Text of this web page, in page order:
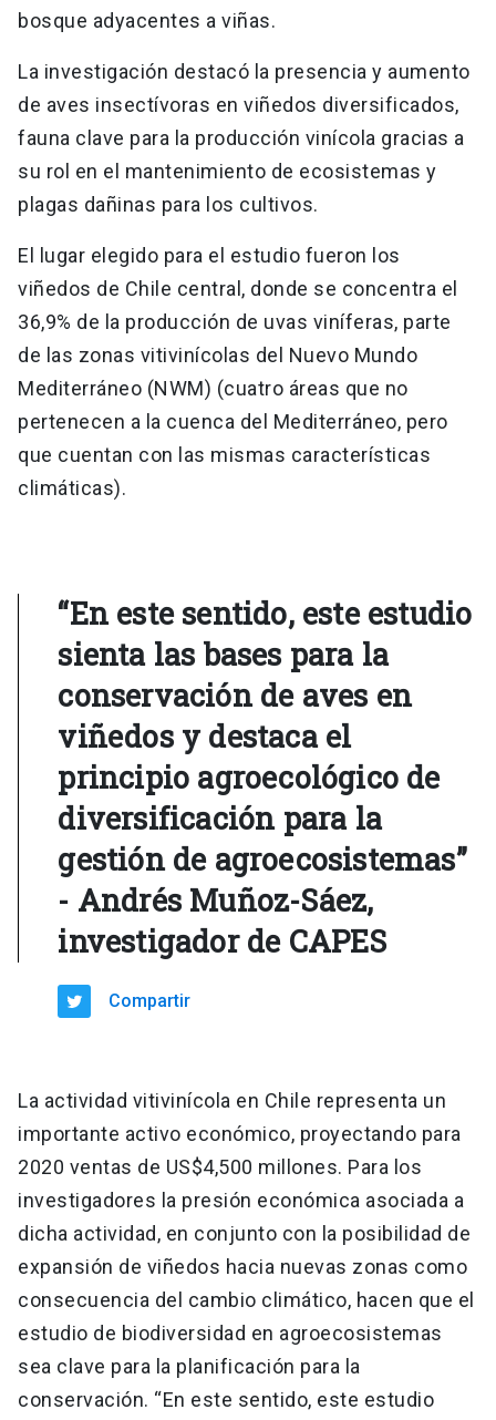
bosque adyacentes a viñas.
La investigación destacó la presencia y aumento
de aves insectívoras en viñedos diversificados,
fauna clave para la producción vinícola gracias a
su rol en el mantenimiento de ecosistemas y
plagas dañinas para los cultivos.
El lugar elegido para el estudio fueron los
viñedos de Chile central, donde se concentra el
36,9% de la producción de uvas viníferas, parte
de las zonas vitivinícolas del Nuevo Mundo
Mediterráneo (NWM) (cuatro áreas que no
pertenecen a la cuenca del Mediterráneo, pero
que cuentan con las mismas características
climáticas).
“En este sentido, este estudio
sienta las bases para la
conservación de aves en
viñedos y destaca el
principio agroecológico de
diversificación para la
gestión de agroecosistemas”
- Andrés Muñoz-Sáez,
investigador de CAPES
Compartir
La actividad vitivinícola en Chile representa un
importante activo económico, proyectando para
2020 ventas de US$4,500 millones. Para los
investigadores la presión económica asociada a
dicha actividad, en conjunto con la posibilidad de
expansión de viñedos hacia nuevas zonas como
consecuencia del cambio climático, hacen que el
estudio de biodiversidad en agroecosistemas
sea clave para la planificación para la
conservación. “En este sentido, este estudio